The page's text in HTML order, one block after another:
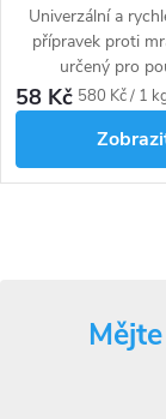
Univerzální a
přípravek proti
určený pro
interiérech a
blízkosti jako
chodníky,
apod. i venkovních
58 Kč Měrná
580 Kč / 1